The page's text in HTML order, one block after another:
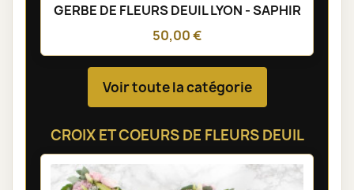
GERBE DE FLEURS DEUIL LYON - SAPHIR
50,00 €
Voir toute la catégorie
CROIX ET COEURS DE FLEURS DEUIL